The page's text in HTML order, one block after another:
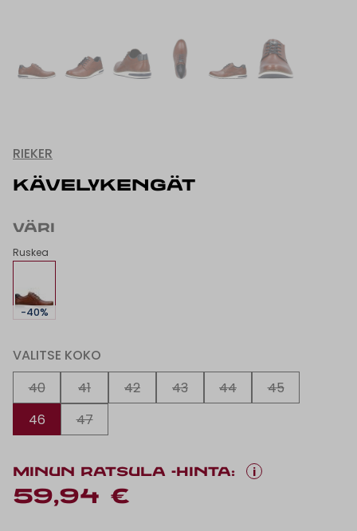
RIEKER
KÄVELYKENGÄT
VÄRI
Ruskea
-40%
VALITSE KOKO
40
41 42 43 44
45
46
47
MINUN RATSULA -HINTA: i
59,94 €